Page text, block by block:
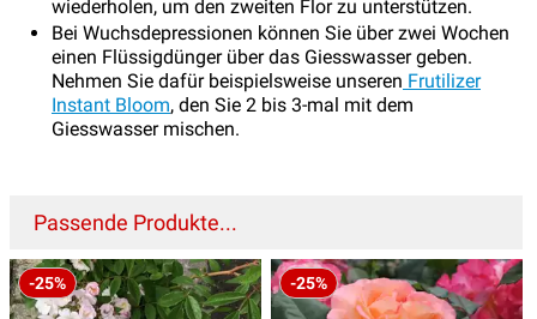
wiederholen, um den zweiten Flor zu unterstützen.
Bei Wuchsdepressionen können Sie über zwei Wochen
einen Flüssigdünger über das Giesswasser geben.
Nehmen Sie dafür beispielsweise unseren Frutilizer
Instant Bloom, den Sie 2 bis 3-mal mit dem
Giesswasser mischen.
Passende Produkte...
-25% -25%